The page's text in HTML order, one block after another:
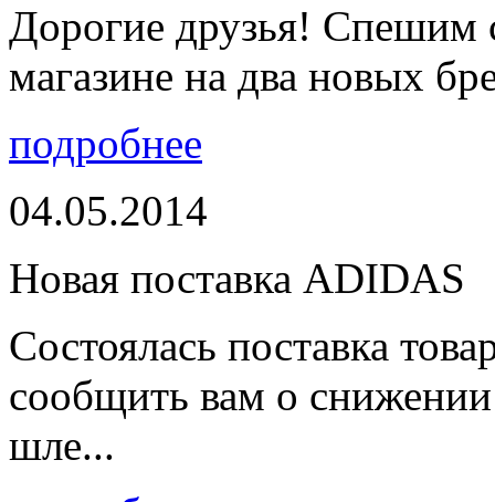
Дорогие друзья! Спешим
магазине на два новых
подробнее
04.05.2014
Новая поставка ADIDAS
Состоялась поставка
сообщить вам о
шле...